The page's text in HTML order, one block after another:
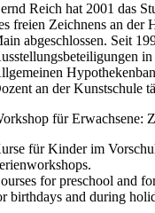
Reich hat 2001 das
freien Zeichnens an der
abgeschlossen. Seit
an der Kunstschule
für Erwachsene:
für Kinder im
for preschool and
birthdays and during